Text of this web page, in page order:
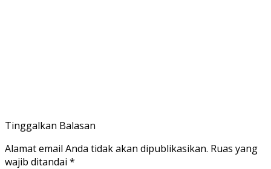
Tinggalkan Balasan
Alamat email Anda tidak akan dipublikasikan. Ruas yang
wajib ditandai *